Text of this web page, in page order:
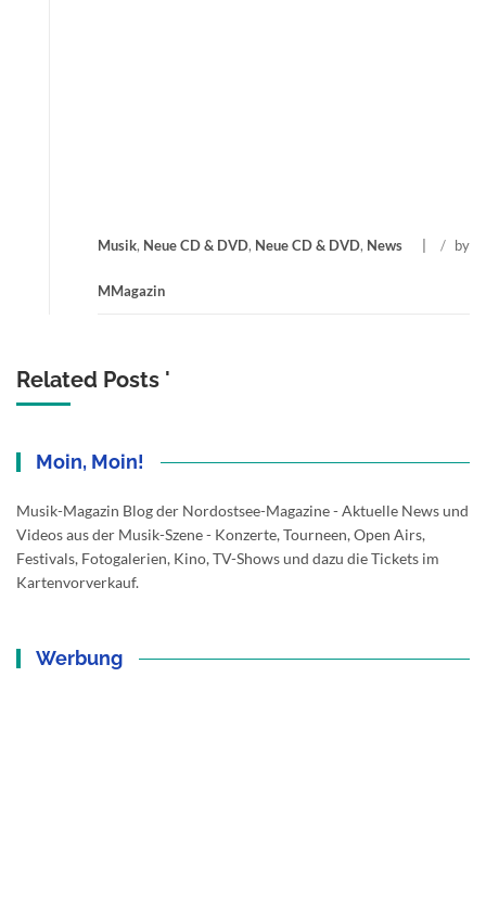
Musik, Neue CD & DVD, Neue CD & DVD, News / by
MMagazin
Related Posts '
Moin, Moin!
Musik-Magazin Blog der Nordostsee-Magazine - Aktuelle News und
Videos aus der Musik-Szene - Konzerte, Tourneen, Open Airs,
Festivals, Fotogalerien, Kino, TV-Shows und dazu die Tickets im
Kartenvorverkauf.
Werbung